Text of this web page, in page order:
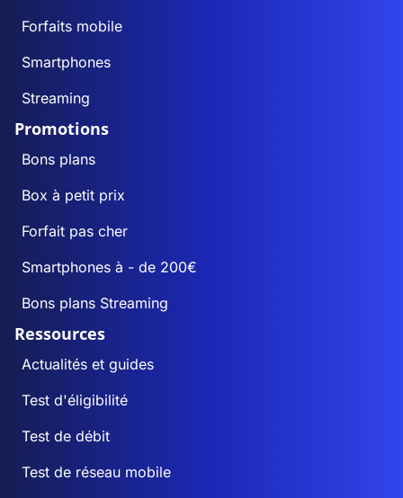
Forfaits mobile
Smartphones
Streaming
Promotions
Bons plans
Box à petit prix
Forfait pas cher
Smartphones à - de 200€
Bons plans Streaming
Ressources
Actualités et guides
Test d'éligibilité
Test de débit
Test de réseau mobile